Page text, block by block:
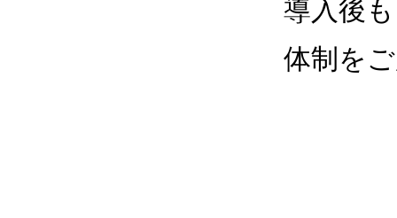
導入後
体制を